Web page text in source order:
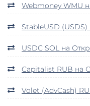
Webmoney WMU
StableUSD
USDC SOL на
Capitalist RUB на
Volet (AdvCash)